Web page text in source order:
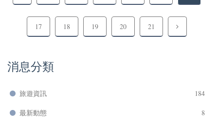
17 18 19 20 21
消息分類
旅遊資訊 184
最新動態 8